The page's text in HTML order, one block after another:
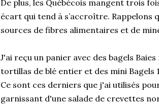
De plus, les Québécois mangent trois
écart qui tend à s’accroître.
sources de fibres alimentaires et de
J'ai reçu un panier avec des bagels
tortillas de blé entier et des mini Bagels
Ce sont ces derniers que j'ai utilisés
garnissant d'une salade de crevettes